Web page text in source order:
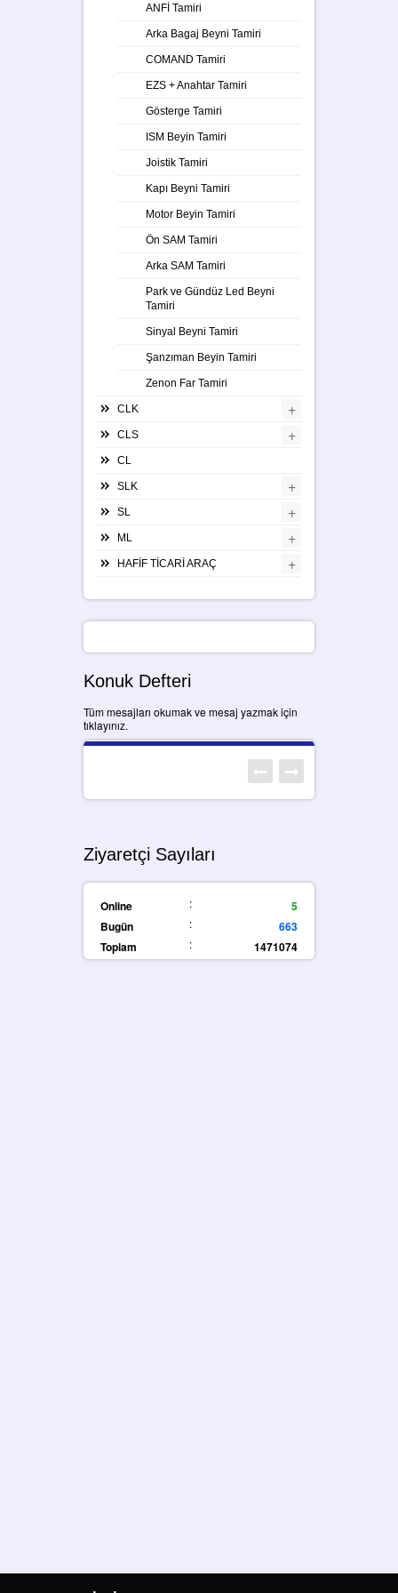
ANFİ Tamiri
Arka Bagaj Beyni Tamiri
COMAND Tamiri
EZS + Anahtar Tamiri
Gösterge Tamiri
ISM Beyin Tamiri
Joistik Tamiri
Kapı Beyni Tamiri
Motor Beyin Tamiri
Ön SAM Tamiri
Arka SAM Tamiri
Park ve Gündüz Led Beyni
Tamiri
Sinyal Beyni Tamiri
Şanzıman Beyin Tamiri
Zenon Far Tamiri
CLK +
CLS +
CL
SLK +
SL +
ML +
HAFİF TİCARİ ARAÇ +
Konuk Defteri
Tüm mesajları okumak ve mesaj yazmak için
tıklayınız.
Ziyaretçi Sayıları
Online :
5
Bugün
:
663
Toplam
: 1471074